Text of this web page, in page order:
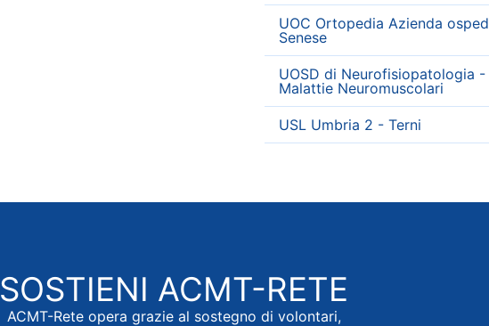
UOC Ortopedia Azienda
Senese
UOSD di Neurofisiopatologia
Malattie Neuromuscolari
USL Umbria 2 - Terni
SOSTIENI ACMT-RETE
ACMT-Rete opera grazie al sostegno di volontari,